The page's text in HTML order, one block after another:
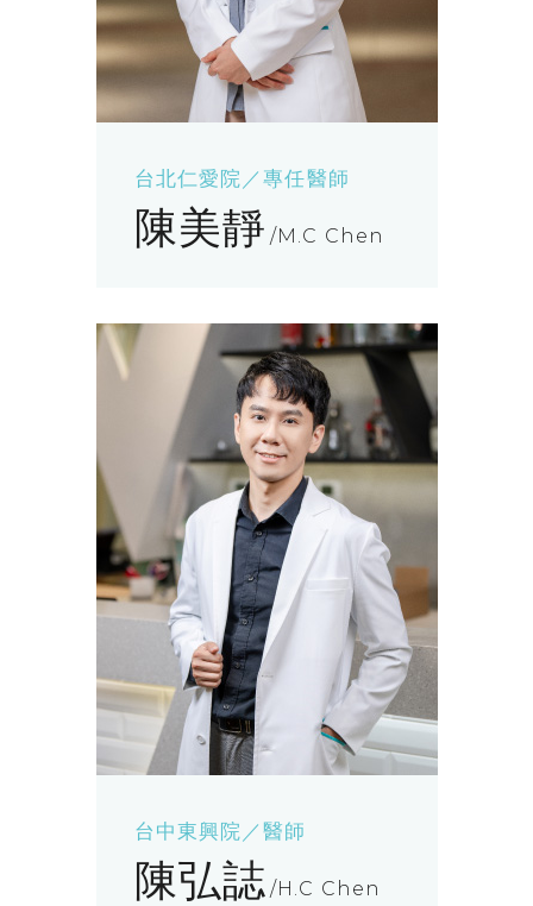
台北仁愛院／專任醫師
陳美靜 M.C Chen
台中東興院／醫師
陳弘誌 H.C Chen